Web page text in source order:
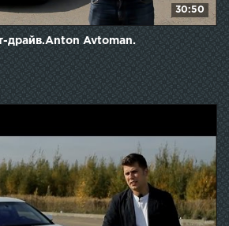
30:50
драйв.Anton Avtoman.